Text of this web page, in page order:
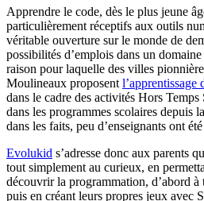
Apprendre le code, dès le plus jeune
particulièrement réceptifs aux outils
véritable ouverture sur le monde de
possibilités d’emplois dans un
raison pour laquelle des villes
Moulineaux proposent l’apprentissage
dans le cadre des activités Hors
dans les programmes scolaires depuis
dans les faits, peu d’enseignants ont
Evolukid s’adresse donc aux parents
tout simplement au curieux, en
découvrir la programmation, d’abord à
puis en créant leurs propres jeux avec